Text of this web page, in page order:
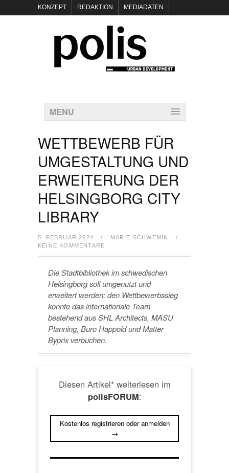
KONZEPT REDAKTION MEDIADATEN
POLIS KEYNOTES
KONTAKT DATENSCHUTZ IMPRESSUM
MENU
WETTBEWERB FÜR
UMGESTALTUNG UND
ERWEITERUNG DER
HELSINGBORG CITY
LIBRARY
5. FEBRUAR 2024 / MARIE SCHWEMIN
/
KEINE KOMMENTARE
Die Stadtbibliothek im schwedischen
Helsingborg soll umgenutzt und
erweitert werden; den Wettbewerbssieg
konnte das internationale Team
bestehend aus SHL Architects, MASU
Planning, Buro Happold und Matter
Byprixverbuchen.
Diesen Artikel* weiterlesen im
polisFORUM:
Kostenlos registrieren oder anmelden
→